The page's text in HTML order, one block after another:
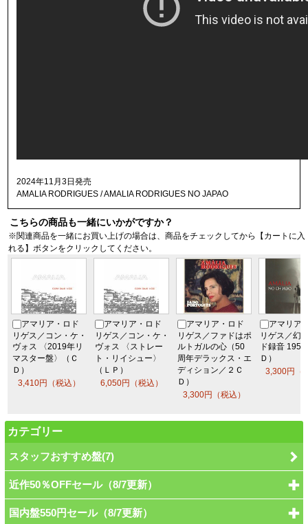
2024年11月3日発売
AMALIA RODRIGUES / AMALIA RODRIGUES NO JAPAO
こちらの商品も一緒にいかがですか？
※関連商品を一緒にお買い上げの場合は、商品をチェックしてから【カートに入
れる】ボタンをクリックしてください。
アマリア・ロド
リゲス／コン・ケ・
ヴォス 〈2019年リ
マスター盤〉（Ｃ
Ｄ）
3,410円（税込）
アマリア・ロド
リゲス／コン・ケ・
ヴォス 〈ストレー
ト・リイシュー〉
（ＬＰ）
6,050円（税込）
アマリア・ロド
リゲス／ファドはポ
ルトガルの心（50
周年デラックス・エ
ディション／２Ｃ
Ｄ）
3,300円（税込）
アマリア
リゲス／幻
ド録音
Ｄ）
3,300円（
カテゴリー
スタッフおすすめ盤(7)
近作50％OFFセール（8/7更新）
国内盤550円セール（8/7更新）